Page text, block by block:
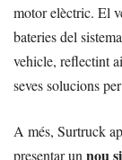
motor elèctric. El
bateries del
vehicle, reflectint
seves solucions
A més, Surtruck
presentar unnou